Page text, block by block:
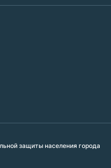
защиты населения города